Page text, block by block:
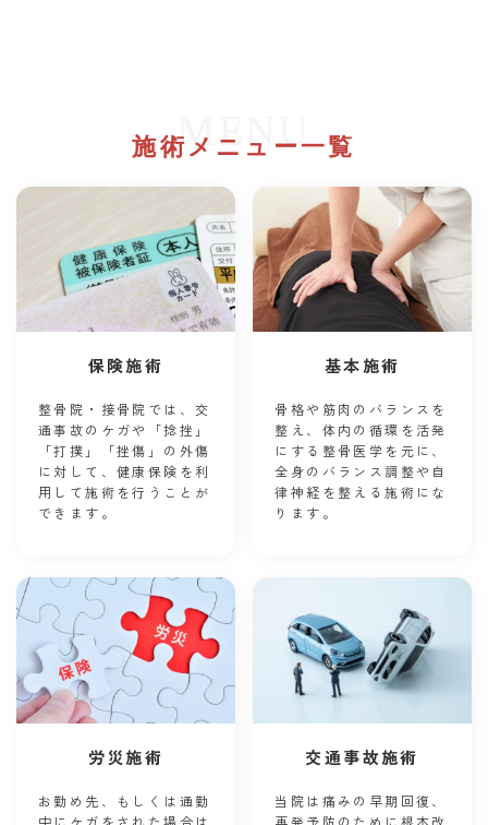
施術メニュー一覧
MENU
保険施術
整骨院・接骨院では、交
通事故のケガや「捻挫」
「打撲」「挫傷」の外傷
に対して、健康保険を利
用して施術を行うことが
できます。
基本施術
骨格や筋肉のバランスを
整え、体内の循環を活発
にする整骨医学を元に、
全身のバランス調整や自
律神経を整える施術にな
ります。
労災施術
お勤め先、もしくは通勤
交通事故施術
当院は痛みの早期回復、